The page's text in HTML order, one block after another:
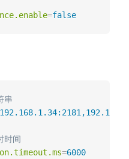
=false
串
时间
=6000